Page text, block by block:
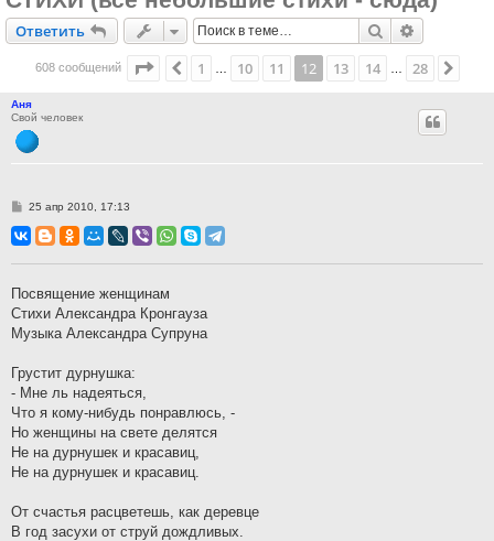
Ответить
Ответить Поиск
608 сообщений Страница 12из 28
Пред.
1 10 11 12 13 14 28
Аня
Свой человек
С
о
б
и
е
25 апр 2010, 17:13
Посвящение женщинам
Стихи Александра Кронгауза
Музыка Александра Супруна
Грустит дурнушка:
- Мне ль надеяться,
Что я кому-нибудь понравлюсь, -
Но женщины на свете делятся
Не на дурнушек и красавиц,
Не на дурнушек и красавиц.
От счастья расцветешь, как деревце
В год засухи от струй дождливых.